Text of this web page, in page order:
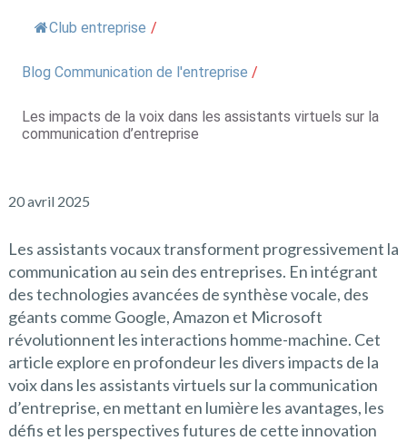
Club entreprise /
Blog Communication de l'entreprise /
Les impacts de la voix dans les assistants virtuels sur la
communication d’entreprise
20 avril 2025
Les assistants vocaux transforment progressivement la
communication au sein des entreprises. En intégrant
des technologies avancées de synthèse vocale, des
géants comme Google, Amazon et Microsoft
révolutionnent les interactions homme-machine. Cet
article explore en profondeur les divers impacts de la
voix dans les assistants virtuels sur la communication
d’entreprise, en mettant en lumière les avantages, les
défis et les perspectives futures de cette innovation